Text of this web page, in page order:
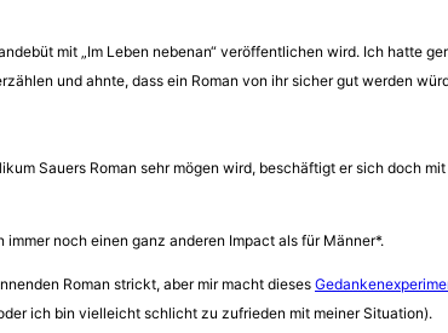
mit „Im Leben nebenan“ veröffentlichen wird. Ich hatte
und ahnte, dass ein Roman von ihr sicher gut werden
Sauers Roman sehr mögen wird, beschäftigt er sich doch
noch einen ganz anderen Impact als für Männer*.
Roman strickt, aber mir macht dieses
ich bin vielleicht schlicht zu zufrieden mit meiner Situation).